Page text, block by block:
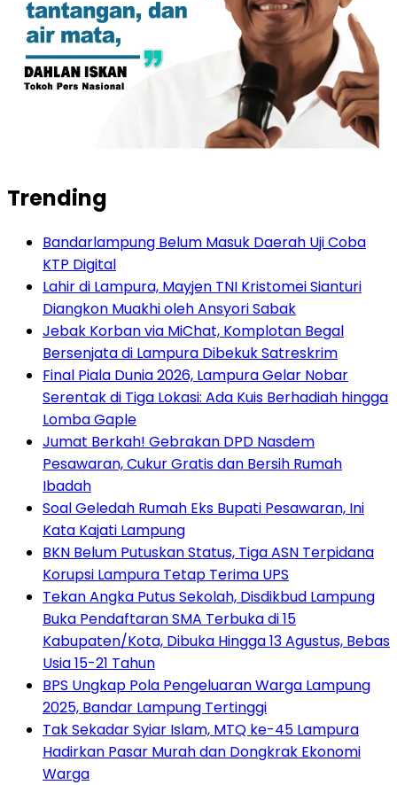
Trending
Bandarlampung Belum Masuk Daerah Uji Coba
KTP Digital
Lahir di Lampura, Mayjen TNI Kristomei Sianturi
Diangkon Muakhi oleh Ansyori Sabak
Jebak Korban via MiChat, Komplotan Begal
Bersenjata di Lampura Dibekuk Satreskrim
Final Piala Dunia 2026, Lampura Gelar Nobar
Serentak di Tiga Lokasi: Ada Kuis Berhadiah hingga
Lomba Gaple
Jumat Berkah! Gebrakan DPD Nasdem
Pesawaran, Cukur Gratis dan Bersih Rumah
Ibadah
Soal Geledah Rumah Eks Bupati Pesawaran, Ini
Kata Kajati Lampung
BKN Belum Putuskan Status, Tiga ASN Terpidana
Korupsi Lampura Tetap Terima UPS
Tekan Angka Putus Sekolah, Disdikbud Lampung
Buka Pendaftaran SMA Terbuka di 15
Kabupaten/Kota, Dibuka Hingga 13 Agustus, Bebas
Usia 15-21 Tahun
BPS Ungkap Pola Pengeluaran Warga Lampung
2025, Bandar Lampung Tertinggi
Tak Sekadar Syiar Islam, MTQ ke-45 Lampura
Hadirkan Pasar Murah dan Dongkrak Ekonomi
Warga